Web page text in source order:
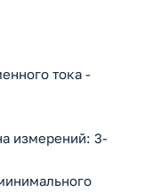
тока -
измерений: 3-